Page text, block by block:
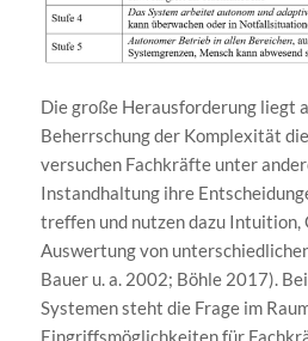
Die große Herausforderung liegt
Beherrschung der Komplexität
versuchen Fachkräfte unter
Instandhaltung ihre
treffen und nutzen dazu Intuition,
Auswertung von
Bauer u. a. 2002; Böhle 2017).
Systemen steht die Frage im
Eingriffsmöglichkeiten für